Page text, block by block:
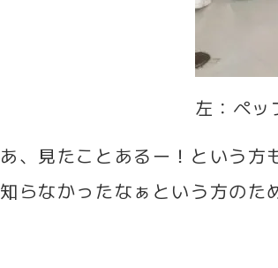
左：ペ
あ、見たことあるー！という方
知らなかったなぁという方のた